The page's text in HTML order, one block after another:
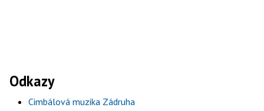
Odkazy
Cimbálová muzika Zádruha